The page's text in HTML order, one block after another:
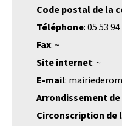
Code postal de la
Téléphone: 05 53
Fax: ~
Site internet: ~
E-mail:
Arrondissement
Circonscription de